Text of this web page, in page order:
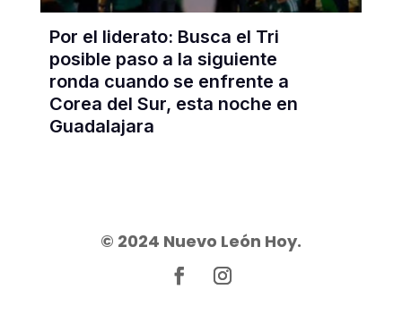
Por el liderato: Busca el Tri
posible paso a la siguiente
ronda cuando se enfrente a
Corea del Sur, esta noche en
Guadalajara
© 2024 Nuevo León Hoy.